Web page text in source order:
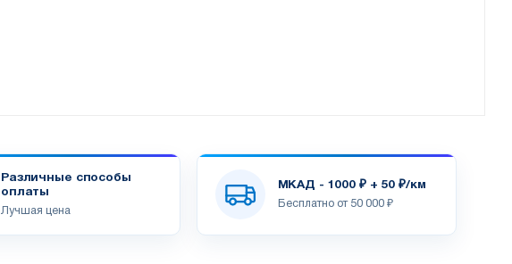
Различные способы
оплаты
Лучшая цена
МКАД - 1000 ₽ + 50 ₽/км
Бесплатно от 50 000 ₽